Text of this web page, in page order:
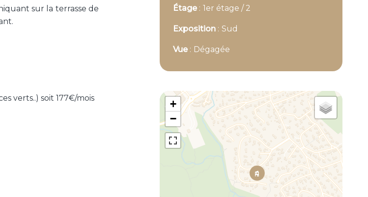
sur la terrasse de
verts..) soit 177€/mois
Étage 1er étage / 2
Exposition Sud
Vue Dégagée
+
−